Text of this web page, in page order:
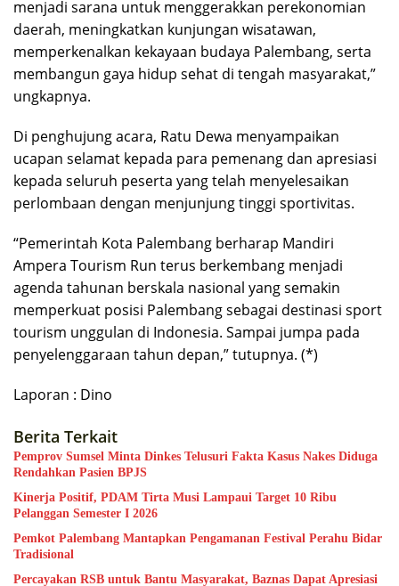
menjadi sarana untuk menggerakkan perekonomian
daerah, meningkatkan kunjungan wisatawan,
memperkenalkan kekayaan budaya Palembang, serta
membangun gaya hidup sehat di tengah masyarakat,”
ungkapnya.
Di penghujung acara, Ratu Dewa menyampaikan
ucapan selamat kepada para pemenang dan apresiasi
kepada seluruh peserta yang telah menyelesaikan
perlombaan dengan menjunjung tinggi sportivitas.
“Pemerintah Kota Palembang berharap Mandiri
Ampera Tourism Run terus berkembang menjadi
agenda tahunan berskala nasional yang semakin
memperkuat posisi Palembang sebagai destinasi sport
tourism unggulan di Indonesia. Sampai jumpa pada
penyelenggaraan tahun depan,” tutupnya. (*)
Laporan : Dino
Berita Terkait
Pemprov Sumsel Minta Dinkes Telusuri Fakta Kasus Nakes Diduga
Rendahkan Pasien BPJS
Kinerja Positif, PDAM Tirta Musi Lampaui Target 10 Ribu
Pelanggan Semester I 2026
Pemkot Palembang Mantapkan Pengamanan Festival Perahu Bidar
Tradisional
Percayakan RSB untuk Bantu Masyarakat, Baznas Dapat Apresiasi